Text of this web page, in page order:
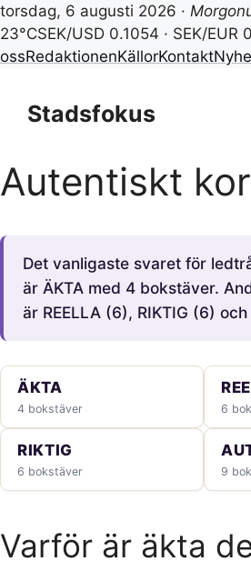
torsdag, 6 augusti 2026 ·
23°CSEK/USD 0.1054 · SEK/EUR
ossRedaktionenKällorKontakt
innehållStadsfokus
Autentiskt
Det vanligaste svaret för
är ÄKTA med 4 bokstäver.
är REELLA (6), RIKTIG (6)
ÄKTA
4 bokstäver 6
RIKTIG
6 bokstäver 9
Varför är äkta